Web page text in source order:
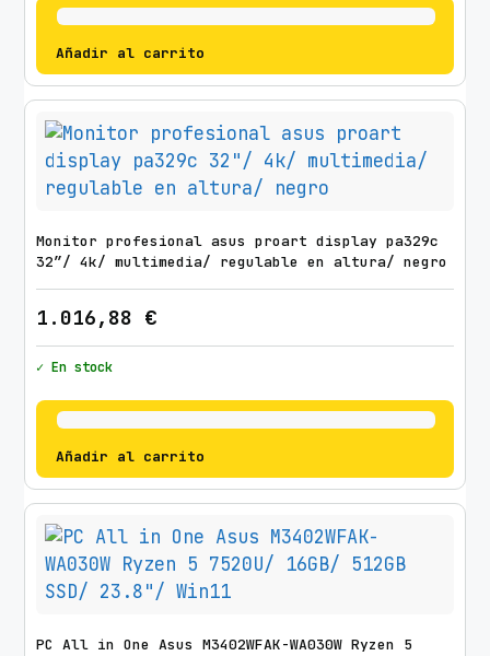
Añadir al carrito
Monitor profesional asus proart display pa329c
32″/ 4k/ multimedia/ regulable en altura/ negro
1.016,88 €
✓ En stock
Añadir al carrito
PC All in One Asus M3402WFAK-WA030W Ryzen 5